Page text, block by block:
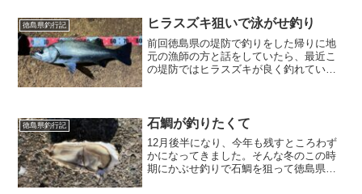
出来ましたので、その時の様子をブログ
に書いて行きます。
徳島県釣行記 ヒラスズキ狙いで泳がせ釣り
前回徳島県の堤防で釣りをした帰りに地
元の漁師の方と話をしていたら、最近こ
の堤防ではヒラスズキが良く釣れている
徳島県釣行記 石鯛が釣りたくて
12月後半になり、今年も残すところわず
かになってきました。そんな冬のこの時
期にかぶせ釣りで石鯛を狙って徳島県の